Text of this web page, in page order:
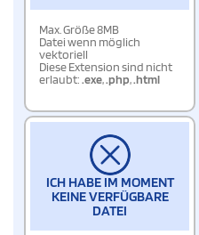
Max. Größe 8MB
Datei wenn möglich
vektoriell
Diese Extension sind nicht
erlaubt:.exe,.php,.html
ICH HABE IM MOMENT
KEINE VERFÜGBARE
DATEI